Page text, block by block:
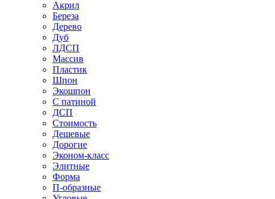
Акрил
Береза
Дерево
Дуб
ЛДСП
Массив
Пластик
Шпон
Экошпон
С патиной
ДСП
Стоимость
Дешевые
Дорогие
Эконом-класс
Элитные
Форма
П-образные